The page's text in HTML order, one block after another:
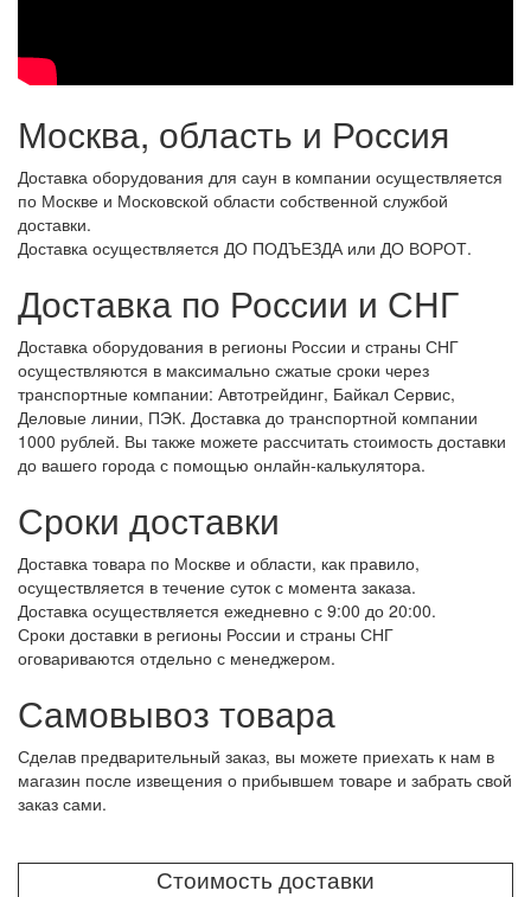
Москва, область и Россия
Доставка оборудования для саун в компании осуществляется
по Москве и Московской области собственной службой
доставки.
Доставка осуществляется ДО ПОДЪЕЗДА или ДО ВОРОТ.
Доставка по России и СНГ
Доставка оборудования в регионы России и страны СНГ
осуществляются в максимально сжатые сроки через
транспортные компании: Автотрейдинг, Байкал Сервис,
Деловые линии, ПЭК. Доставка до транспортной компании
1000 рублей. Вы также можете рассчитать стоимость доставки
до вашего города с помощью онлайн-калькулятора.
Сроки доставки
Доставка товара по Москве и области, как правило,
осуществляется в течение суток с момента заказа.
Доставка осуществляется ежедневно с 9:00 до 20:00.
Сроки доставки в регионы России и страны СНГ
оговариваются отдельно с менеджером.
Самовывоз товара
Сделав предварительный заказ, вы можете приехать к нам в
магазин после извещения о прибывшем товаре и забрать свой
заказ сами.
Стоимость доставки